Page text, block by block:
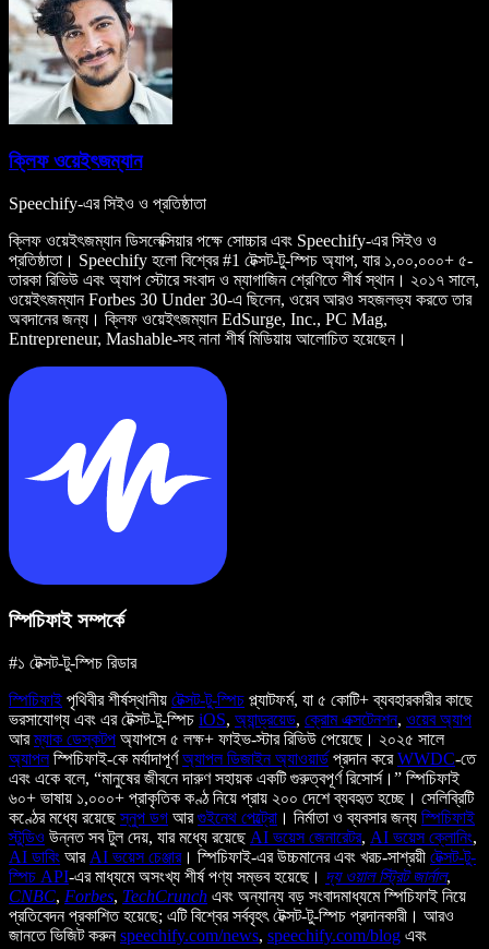
ক্লিফ ওয়েইৎজম্যান
Speechify-এর সিইও ও প্রতিষ্ঠাতা
ক্লিফ ওয়েইৎজম্যান ডিসলেক্সিয়ার পক্ষে সোচ্চার এবং Speechify-এর সিইও ও
প্রতিষ্ঠাতা। Speechify হলো বিশ্বের #1 টেক্সট-টু-স্পিচ অ্যাপ, যার ১,০০,০০০+ ৫-
তারকা রিভিউ এবং অ্যাপ স্টোরে সংবাদ ও ম্যাগাজিন শ্রেণিতে শীর্ষ স্থান। ২০১৭ সালে,
ওয়েইৎজম্যান Forbes 30 Under 30-এ ছিলেন, ওয়েব আরও সহজলভ্য করতে তার
অবদানের জন্য। ক্লিফ ওয়েইৎজম্যান EdSurge, Inc., PC Mag,
Entrepreneur, Mashable-সহ নানা শীর্ষ মিডিয়ায় আলোচিত হয়েছেন।
স্পিচিফাই সম্পর্কে
#১ টেক্সট-টু-স্পিচ রিডার
স্পিচিফাই পৃথিবীর শীর্ষস্থানীয় টেক্সট-টু-স্পিচ প্ল্যাটফর্ম, যা ৫ কোটি+ ব্যবহারকারীর কাছে
ভরসাযোগ্য এবং এর টেক্সট-টু-স্পিচ iOS, অ্যান্ড্রয়েড, ক্রোম এক্সটেনশন, ওয়েব অ্যাপ
আরম্যাক ডেস্কটপ অ্যাপসে ৫ লক্ষ+ ফাইভ-স্টার রিভিউ পেয়েছে। ২০২৫ সালে
অ্যাপলস্পিচিফাই-কে মর্যাদাপূর্ণঅ্যাপল ডিজাইন অ্যাওয়ার্ড প্রদান করেWWDC-তে
এবং একে বলে, “মানুষের জীবনে দারুণ সহায়ক একটি গুরুত্বপূর্ণ রিসোর্স।” স্পিচিফাই
৬০+ ভাষায় ১,০০০+ প্রাকৃতিক কণ্ঠ নিয়ে প্রায় ২০০ দেশে ব্যবহৃত হচ্ছে। সেলিব্রিটি
কণ্ঠের মধ্যে রয়েছেস্নুপ ডগ আরগুইনেথ পেল্ট্রো । নির্মাতা ও ব্যবসার জন্য স্পিচিফাই
স্টুডিও উন্নত সব টুল দেয়, যার মধ্যে রয়েছে AI ভয়েস জেনারেটর, AI ভয়েস ক্লোনিং,
AI ডাবিং আর AI ভয়েস চেঞ্জার। স্পিচিফাই-এর উচ্চমানের এবং খরচ-সাশ্রয়ী টেক্সট-টু-
স্পিচ API-এর মাধ্যমে অসংখ্য শীর্ষ পণ্য সম্ভব হয়েছে। দ্য ওয়াল স্ট্রিট জার্নাল,
CNBC, Forbes, TechCrunch এবং অন্যান্য বড় সংবাদমাধ্যমে স্পিচিফাই নিয়ে
প্রতিবেদন প্রকাশিত হয়েছে; এটি বিশ্বের সর্ববৃহৎ টেক্সট-টু-স্পিচ প্রদানকারী। আরও
জানতে ভিজিট করুনspeechify.com/news, speechify.com/blog এবং